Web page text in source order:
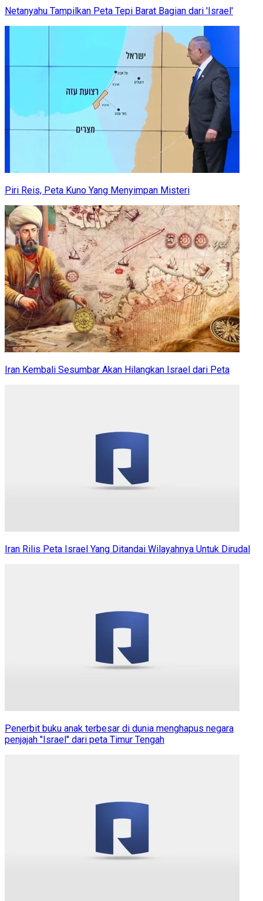
Netanyahu Tampilkan Peta Tepi Barat Bagian dari 'Israel'
Piri Reis, Peta Kuno Yang Menyimpan Misteri
Iran Kembali Sesumbar Akan Hilangkan Israel dari Peta
Iran Rilis Peta Israel Yang Ditandai Wilayahnya Untuk Dirudal
Penerbit buku anak terbesar di dunia menghapus negara
penjajah "Israel" dari peta Timur Tengah